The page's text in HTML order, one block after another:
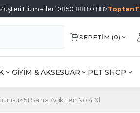
Hizmetleri 0850 888 0 887
SEPETIM (0)
GİYİM & AKSESUAR PET SHOP
51 Sahra Açık Ten No 4 Xl